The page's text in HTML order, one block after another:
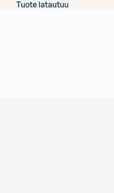
Tuote latautuu